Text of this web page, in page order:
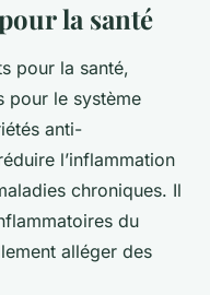
la santé
pour la santé,
pour le système
anti-
l’inflammation
chroniques. Il
du
alléger des